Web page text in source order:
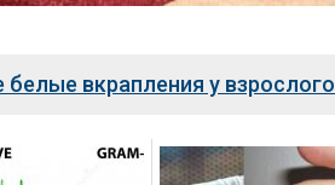
белые вкрапления у взрослого